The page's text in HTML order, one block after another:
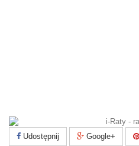
Udostępnij Google+